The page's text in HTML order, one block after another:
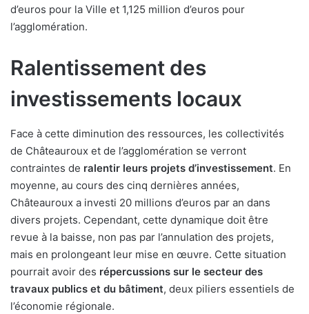
d’euros pour la Ville et 1,125 million d’euros pour
l’agglomération.
Ralentissement des
investissements locaux
Face à cette diminution des ressources, les collectivités
de Châteauroux et de l’agglomération se verront
contraintes de ralentir leurs projets d’investissement. En
moyenne, au cours des cinq dernières années,
Châteauroux a investi 20 millions d’euros par an dans
divers projets. Cependant, cette dynamique doit être
revue à la baisse, non pas par l’annulation des projets,
mais en prolongeant leur mise en œuvre. Cette situation
pourrait avoir des répercussions sur le secteur des
travaux publics et du bâtiment, deux piliers essentiels de
l’économie régionale.